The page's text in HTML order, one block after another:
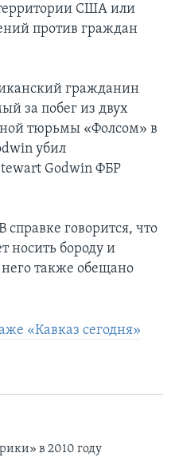
США или
против граждан
гражданин
за побег из двух
тюрьмы «Фолсом» в
убил
Godwin ФБР
говорится, что
носить бороду и
также обещано
«Кавказ сегодня»
в 2010 году